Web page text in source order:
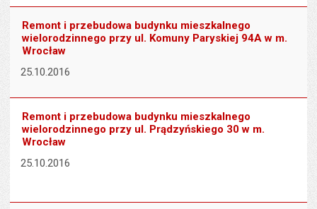
Remont i przebudowa budynku mieszkalnego
wielorodzinnego przy ul. Komuny Paryskiej 94A w m.
Wrocław
25.10.2016
Remont i przebudowa budynku mieszkalnego
wielorodzinnego przy ul. Prądzyńskiego 30 w m.
Wrocław
25.10.2016